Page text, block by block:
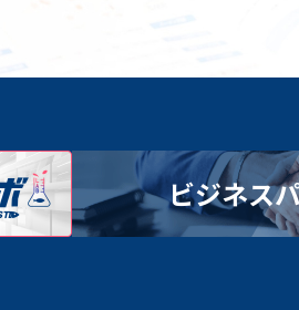
ビジネス